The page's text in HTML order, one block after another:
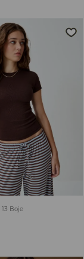
13 Boje